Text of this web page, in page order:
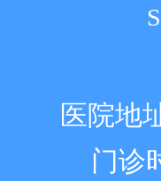
医院地
门诊